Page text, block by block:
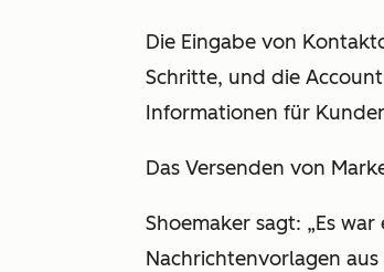
Die Eingabe von
Schritte, und die
Informationen für
Das Versenden von
Shoemaker sagt: „Es
Nachrichtenvorlagen